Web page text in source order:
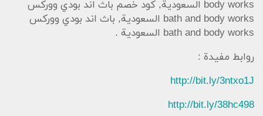
body works السعودية, كود خصم باث اند بودي ووركس
bath and body works السعودية, باث اند بودي ووركس
bath and body works السعودية .
روابط مفيدة :
http://bit.ly/3ntxo1J
http://bit.ly/38hc498